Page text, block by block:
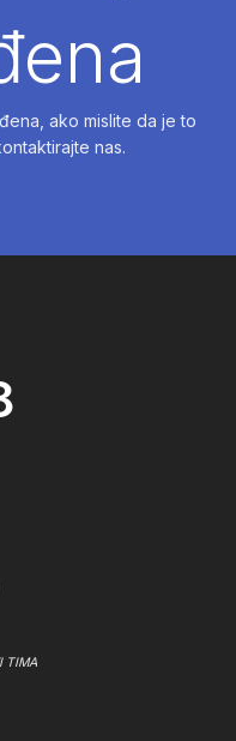
ako mislite da je to
nas.
TIMA